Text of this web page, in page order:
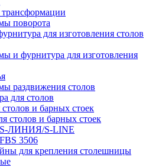
поворота
для изготовления столов
и фурнитура для изготовления
раздвижения столов
для столов
и барных стоек
столов и барных стоек
S-ЛИНИЯ/S-LINE
3506
для крепления столешницы